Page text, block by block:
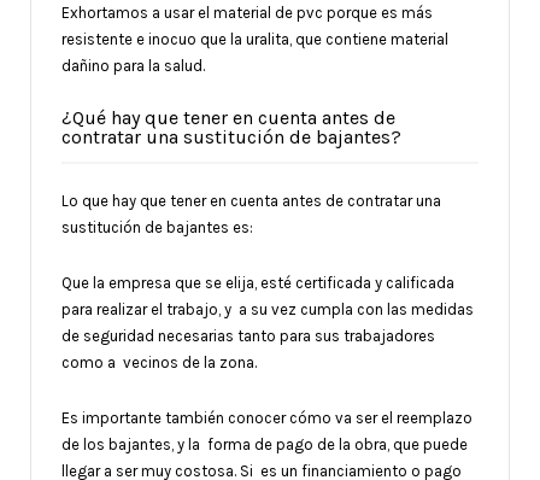
Exhortamos a usar el material de pvc porque es más
resistente e inocuo que la uralita, que contiene material
dañino para la salud.
¿Qué hay que tener en cuenta antes de
contratar una sustitución de bajantes?
Lo que hay que tener en cuenta antes de contratar una
sustitución de bajantes es:
Que la empresa que se elija, esté certificada y calificada
para realizar el trabajo, y a su vez cumpla con las medidas
de seguridad necesarias tanto para sus trabajadores
como a vecinos de la zona.
Es importante también conocer cómo va ser el reemplazo
de los bajantes, y la forma de pago de la obra, que puede
llegar a ser muy costosa. Si es un financiamiento o pago